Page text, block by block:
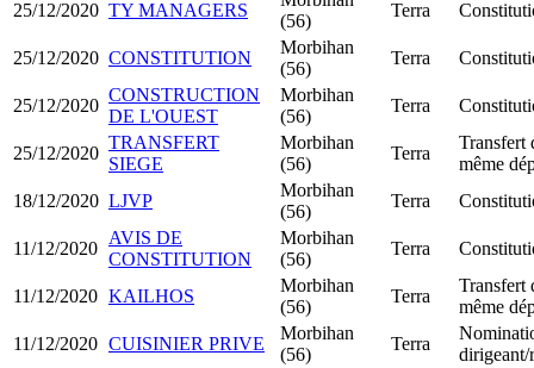
25/12/2020 TY MANAGERS
(56)
Terra
25/12/2020 CONSTITUTION
Morbihan
(56)
Terra
25/12/2020
CONSTRUCTION
DE L'OUEST
Morbihan
(56)
Terra
25/12/2020
TRANSFERT
SIEGE
Morbihan
(56)
Terra
Transfert
même
18/12/2020 LJVP
Morbihan
(56)
Terra
11/12/2020
AVIS DE
CONSTITUTION
Morbihan
(56)
Terra
11/12/2020 KAILHOS
Morbihan
(56)
Terra
Transfert
même
11/12/2020 CUISINIER PRIVE
Morbihan
(56)
Terra
dirigeant/